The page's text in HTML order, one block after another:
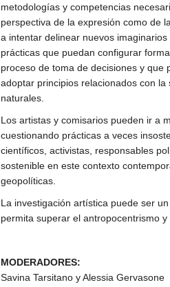
metodologías y competencias
perspectiva de la expresión como de
a intentar delinear nuevos
prácticas que puedan configurar
proceso de toma de decisiones y que
adoptar principios relacionados con
naturales.
Los artistas y comisarios pueden ir a
cuestionando prácticas a veces
científicos, activistas, responsables
sostenible en este contexto
geopolíticas.
La investigación artística puede ser
permita superar el antropocentrismo
MODERADORES:
Savina Tarsitano y Alessia Gervasone